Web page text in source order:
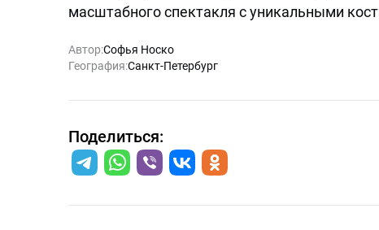
масштабного спектакля с уникальными
Автор:Софья Носко
География:Санкт-Петербург
Поделиться: